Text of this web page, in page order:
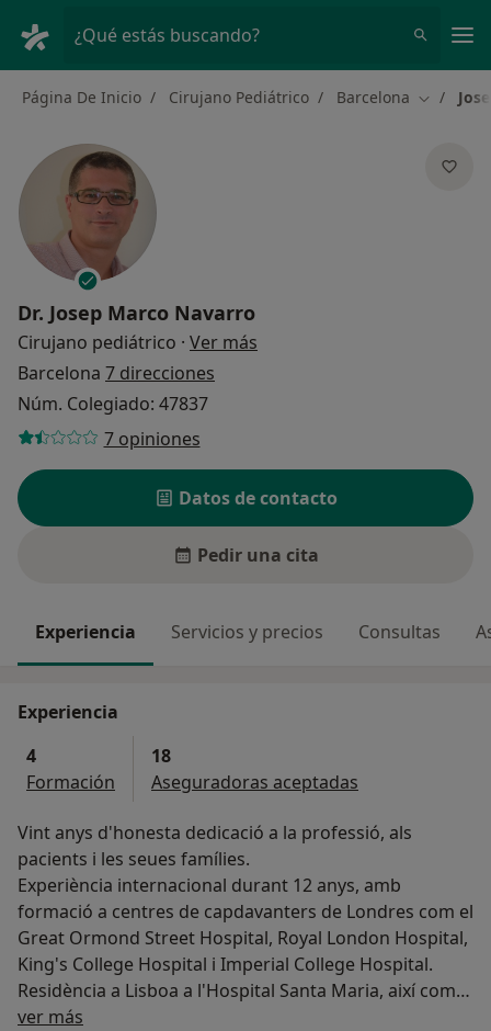
¿Qué estás buscando?
Página De Inicio Cirujano Pediátrico Barcelona Cambiar
Dr. Josep Marco Navarro
Cirujano pediátrico · Ver más
Barcelona 7 direcciones
Núm. Colegiado: 47837
7 opiniones
Datos de contacto
Pedir una cita
Experiencia Servicios y precios Consultas
Experiencia
4
Formación
18
Aseguradoras aceptadas
Vint anys d'honesta dedicació a la professió, als
pacients i les seues famílies.
Experiència internacional durant 12 anys, amb
formació a centres de capdavanters de Londres com el
Great Ormond Street Hospital, Royal London Hospital,
King's College Hospital i Imperial College Hospital.
Residència a Lisboa a l'Hospital Santa Maria, així com a
Madrid a l'Hospital Materno'Infantil de la Paz.
ver más